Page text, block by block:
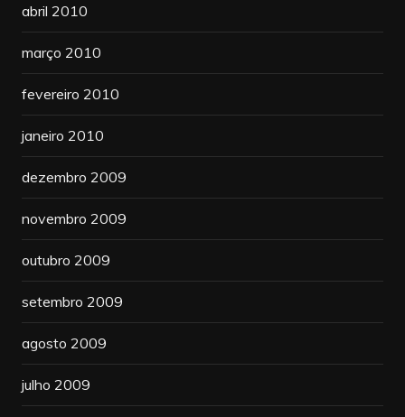
abril 2010
março 2010
fevereiro 2010
janeiro 2010
dezembro 2009
novembro 2009
outubro 2009
setembro 2009
agosto 2009
julho 2009